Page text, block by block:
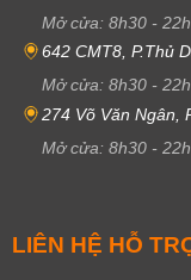
Mở cửa: 8h30 -
642 CMT8, P.Thủ
Mở cửa: 8h30 -
274 Võ Văn Ngân,
Mở cửa: 8h30 -
LIÊN HỆ HỖ